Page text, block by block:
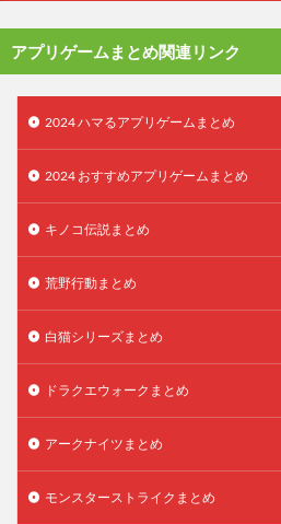
アプリゲームまとめ関連リンク
2024 ハマるアプリゲームまとめ
2024 おすすめアプリゲームまとめ
キノコ伝説まとめ
荒野行動まとめ
白猫シリーズまとめ
ドラクエウォークまとめ
アークナイツまとめ
モンスターストライクまとめ